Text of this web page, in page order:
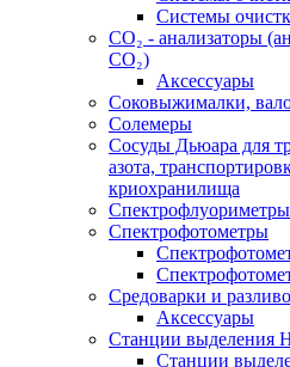
Системы
СО₂ - анализаторы
СО₂)
Аксессуары
Соковыжималки,
Солемеры
Сосуды Дьюара для
азота,
криохранилища
Спектрофлуориметры
Спектрофотометры
Средоварки и
Аксессуары
Станции выделения
Станции